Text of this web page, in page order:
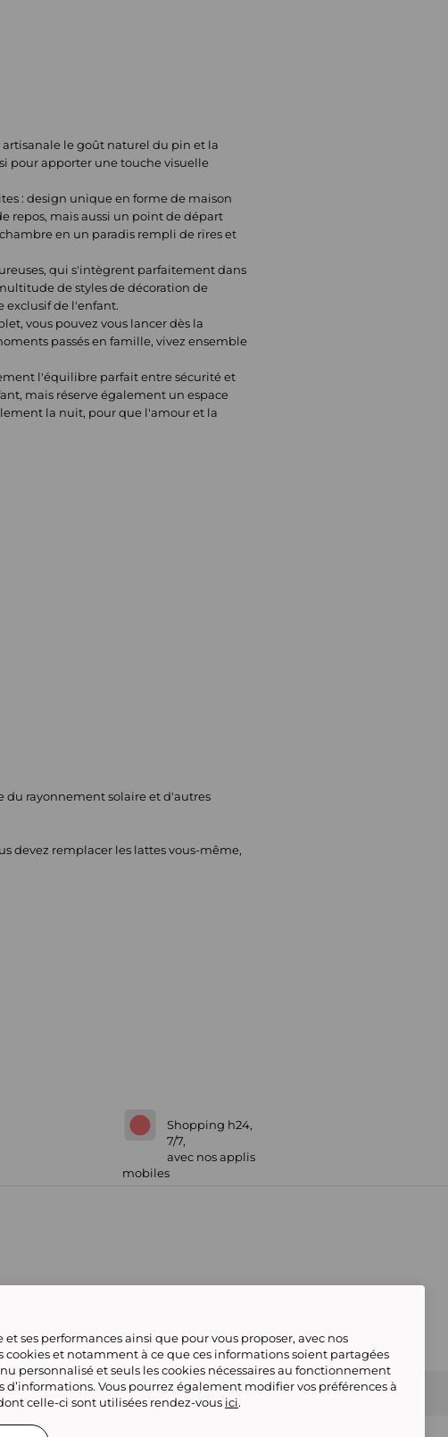
le goût naturel du pin et la
pour apporter une touche visuelle
: design unique en forme de maison
repos, mais aussi un point de départ
en un paradis rempli de rires et
qui s'intègrent parfaitement dans
de styles de décoration de
exclusif de l'enfant.
vous pouvez vous lancer dès la
passés en famille, vivez ensemble
l'équilibre parfait entre sécurité et
mais réserve également un espace
la nuit, pour que l'amour et la
du rayonnement solaire et d'autres
devez remplacer les lattes vous-même,
Shopping h24,
7/7,
avec nos applis
mobiles
ligne
de la Marketplace
Référencement & Critères de
ses performances ainsi que pour vous proposer, avec nos
cookies et notamment à ce que ces informations soient partagées
personnalisé et seuls les cookies nécessaires au fonctionnement
Vous pourrez également modifier vos préférences à
celle-ci sont utilisées rendez-vous ici.